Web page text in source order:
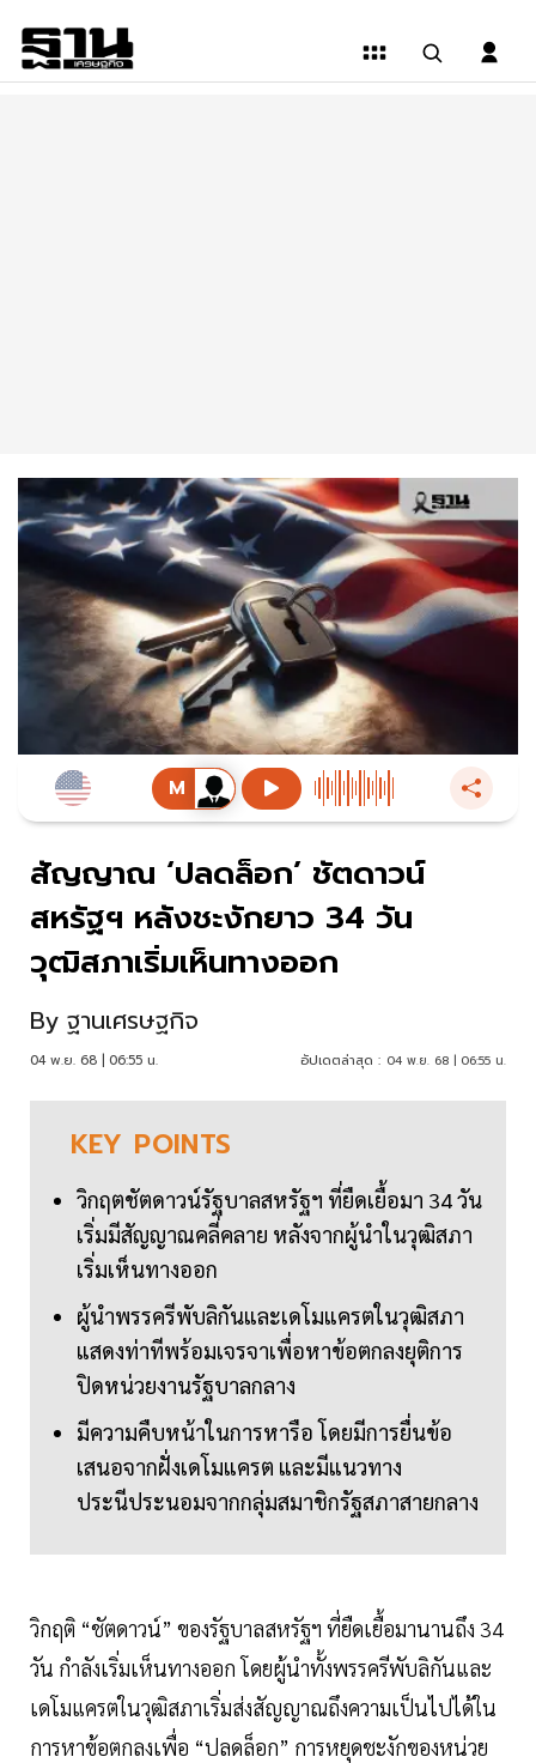
สัญญาณ ‘ปลดล็อก’ ชัตดาวน์
สหรัฐฯ หลังชะงักยาว 34 วัน
วุฒิสภาเริ่มเห็นทางออก
By ฐานเศรษฐกิจ
04 พ.ย. 68 | 06:55 น. อัปเดตล่าสุด : 04 พ.ย. 68 | 06:55 น.
KEY POINTS
วิกฤตชัตดาวน์รัฐบาลสหรัฐฯ ที่ยืดเยื้อมา 34 วัน
เริ่มมีสัญญาณคลี่คลาย หลังจากผู้นำในวุฒิสภา
เริ่มเห็นทางออก
ผู้นำพรรครีพับลิกันและเดโมแครตในวุฒิสภา
แสดงท่าทีพร้อมเจรจาเพื่อหาข้อตกลงยุติการ
ปิดหน่วยงานรัฐบาลกลาง
มีความคืบหน้าในการหารือ โดยมีการยื่นข้อ
เสนอจากฝั่งเดโมแครต และมีแนวทาง
ประนีประนอมจากกลุ่มสมาชิกรัฐสภาสายกลาง
วิกฤติ “ชัตดาวน์” ของรัฐบาลสหรัฐฯ ที่ยืดเยื้อมานานถึง 34
วัน กำลังเริ่มเห็นทางออก โดยผู้นำทั้งพรรครีพับลิกันและ
เดโมแครตในวุฒิสภาเริ่มส่งสัญญาณถึงความเป็นไปได้ใน
การหาข้อตกลงเพื่อ “ปลดล็อก” การหยุดชะงักของหน่วย